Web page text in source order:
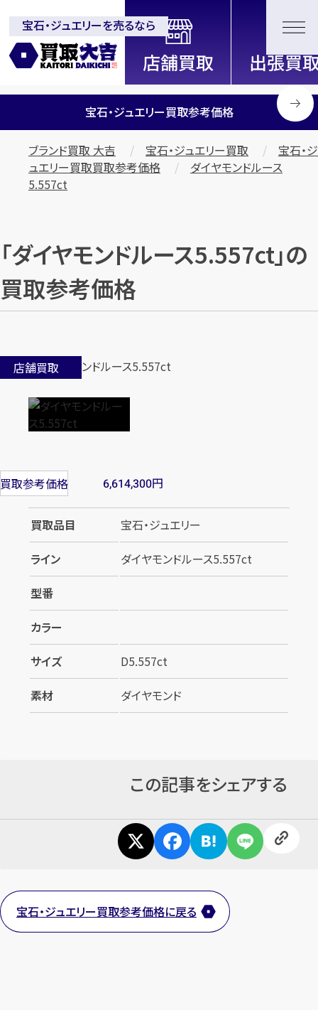
全国2000店舗以上展開中！信頼と実績の買取専門店「買取大
吉」
宝石・ジュエリーを売るなら
宝石・ジュエリー買取参考価格
ブランド買取 大吉 宝石・ジュエリー買取
宝石・ジ
ュエリー買取買取参考価格
ダイヤモンドルース
5.557ct
「ダイヤモンドルース5.557ct」の
買取参考価格
店舗買取
買取参考価格 6,614,300円
買取品目
宝石・ジュエリー
ライン
ダイヤモンドルース5.557ct
型番
カラー
サイズ
D5.557ct
素材
ダイヤモンド
この記事をシェアする
宝石・ジュエリー買取参考価格に戻る